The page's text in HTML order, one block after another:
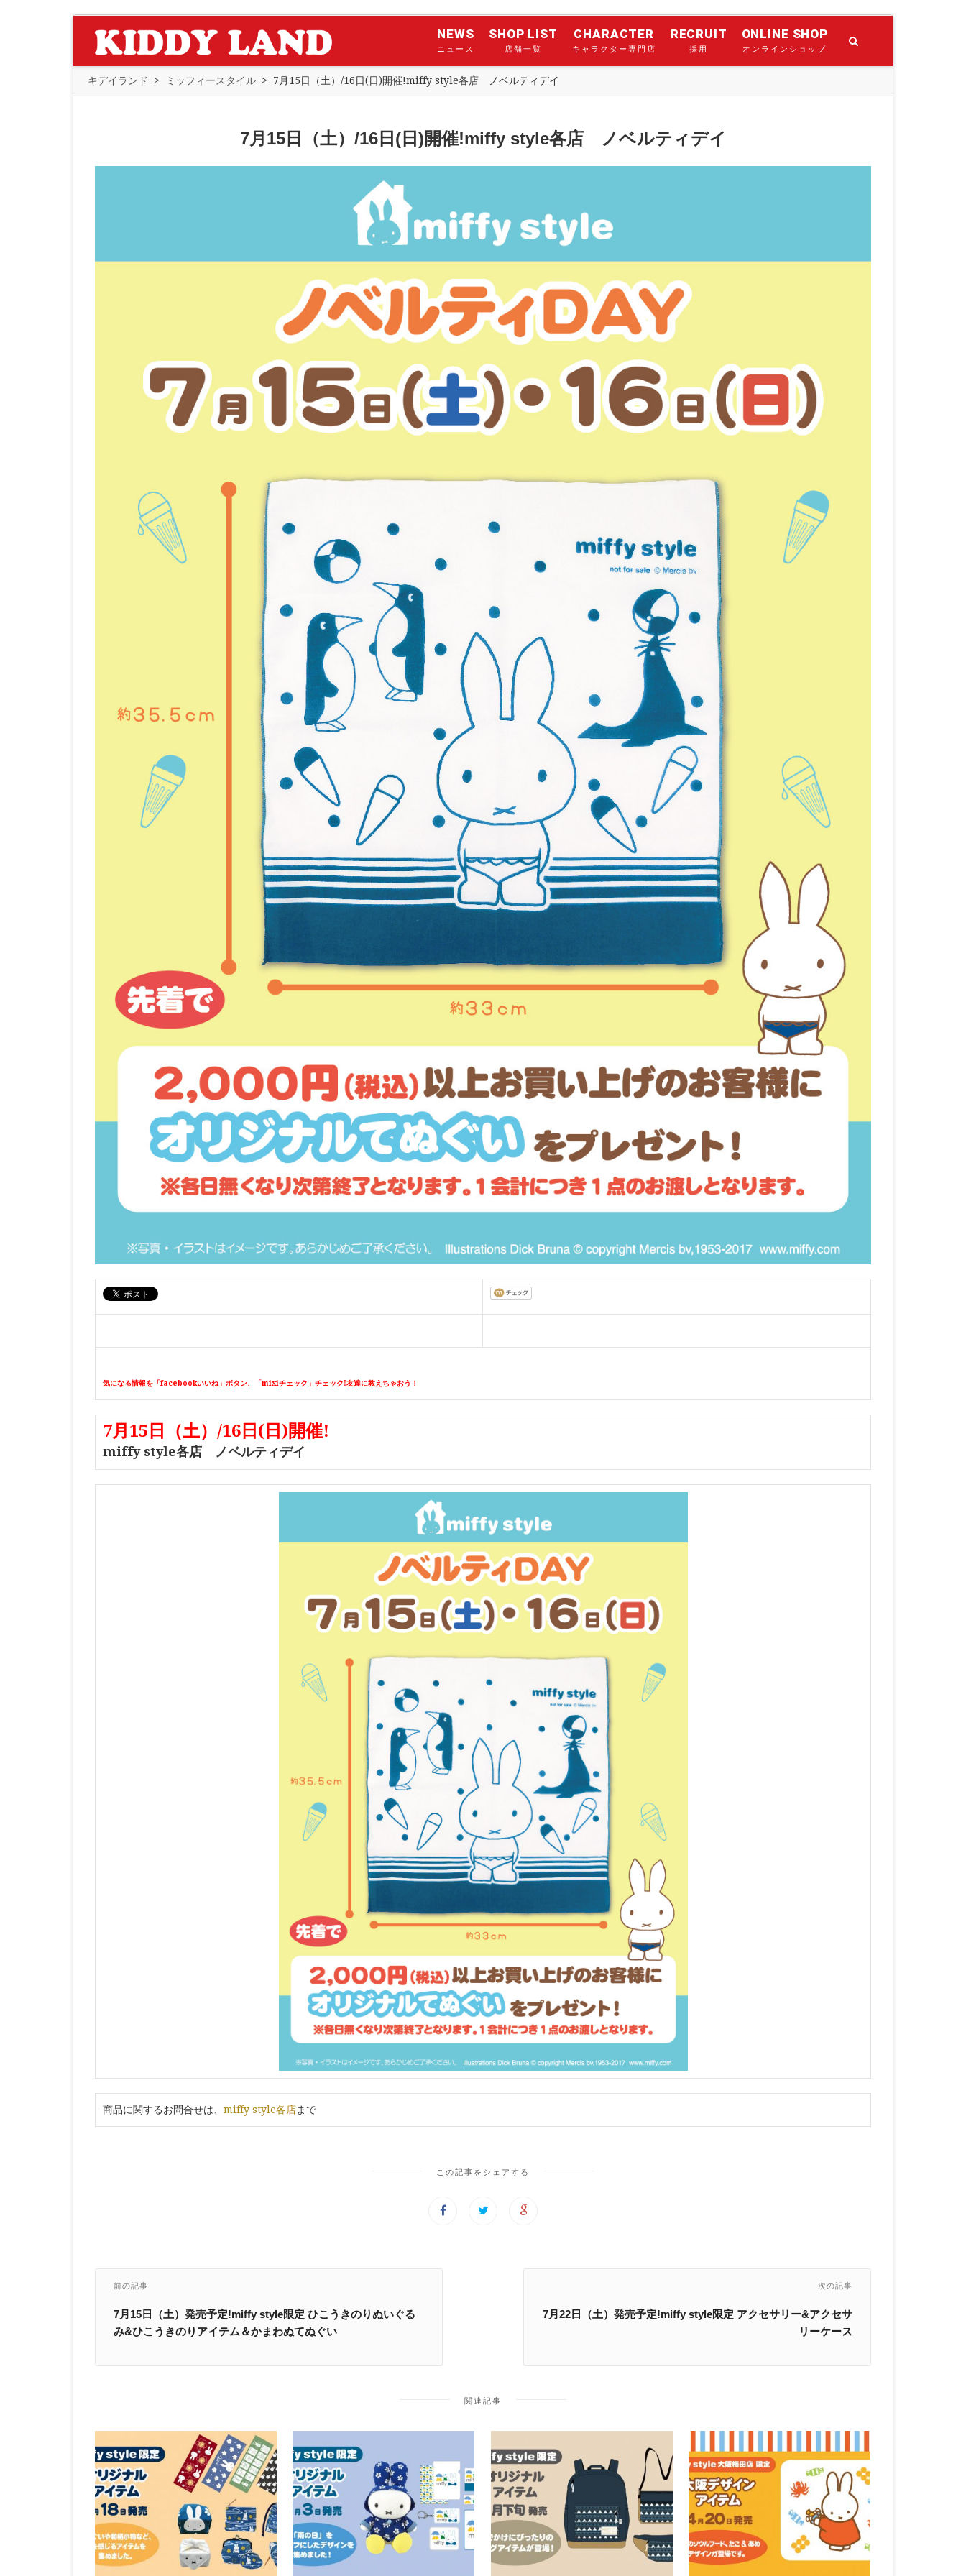
NEWS
ニュース
SHOP LIST
店舗一覧
CHARACTER
キャラクター専門店
RECRUIT
採用
ONLINE SHOP
オンラインショップ
キデイランド > ミッフィースタイル > 7月15日（土）/16日(日)開催!miffy style各店 ノベルティデイ
7月15日（土）/16日(日)開催!miffy style各店 ノベルティデイ
気になる情報を「facebookいいね」ボタン、「mixiチェック」チェック!友達に教えちゃおう！
7月15日（土）/16日(日)開催!
miffy style各店 ノベルティデイ
商品に関するお問合せは、 miffy style各店まで
この記事をシェアする
前の記事
7月15日（土）発売予定!miffy style限定 ひこうきのりぬいぐる
み&ひこうきのりアイテム＆かまわぬてぬぐい
次の記事
7月22日（土）発売予定!miffy style限定 アクセサリー&アクセサ
リーケース
関連記事